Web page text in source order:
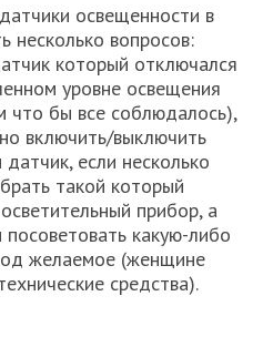
освещенности в
несколько вопросов:
который отключался
уровне освещения
что бы все соблюдалось),
включить/выключить
если несколько
такой который
прибор, а
какую-либо
желаемое (женщине
средства).